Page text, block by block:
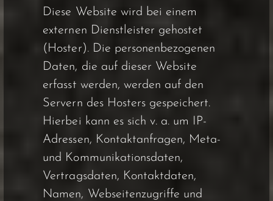
Diese Website wird bei einem
externen Dienstleister gehostet
(Hoster). Die personenbezogenen
Daten, die auf dieser Website
erfasst werden, werden auf den
Servern des Hosters gespeichert.
Hierbei kann es sich v. a. um IP-
Adressen, Kontaktanfragen, Meta-
und Kommunikationsdaten,
Vertragsdaten, Kontaktdaten,
Namen, Webseitenzugriffe und